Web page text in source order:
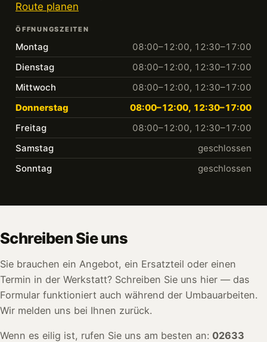
Route planen
ÖFFNUNGSZEITEN
Montag
08:00–12:00, 12:30–17:00
Dienstag
08:00–12:00, 12:30–17:00
Mittwoch
08:00–12:00, 12:30–17:00
Donnerstag
08:00–12:00, 12:30–17:00
Freitag
08:00–12:00, 12:30–17:00
Samstag
geschlossen
Sonntag
geschlossen
Schreiben Sie uns
Sie brauchen ein Angebot, ein Ersatzteil oder einen
Termin in der Werkstatt? Schreiben Sie uns hier — das
Formular funktioniert auch während der Umbauarbeiten.
Wir melden uns bei Ihnen zurück.
Wenn es eilig ist, rufen Sie uns am besten an: 02633